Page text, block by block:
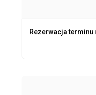
Rezerwacja